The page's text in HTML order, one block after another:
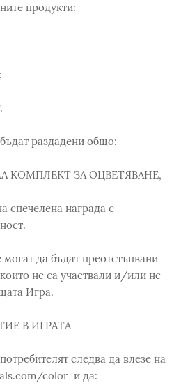
продукти:
раздадени общо:
КОМПЛЕКТ ЗА ОЦВЕТЯВАНЕ,
спечелена награда с
да бъдат преотстъпвани
не са участвали и/или не
Игра.
В ИГРАТА
следва да влезе на
color и да: